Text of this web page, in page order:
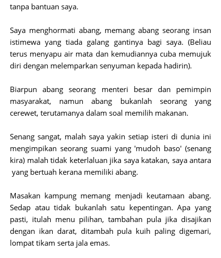
tanpa bantuan saya.
Saya menghormati abang, memang abang seorang insan
istimewa yang tiada galang gantinya bagi saya. (Beliau
terus menyapu air mata dan kemudiannya cuba memujuk
diri dengan melemparkan senyuman kepada hadirin).
Biarpun abang seorang menteri besar dan pemimpin
masyarakat, namun abang bukanlah seorang yang
cerewet, terutamanya dalam soal memilih makanan.
Senang sangat, malah saya yakin setiap isteri di dunia ini
mengimpikan seorang suami yang 'mudoh baso' (senang
kira) malah tidak keterlaluan jika saya katakan, saya antara
yang bertuah kerana memiliki abang.
Masakan kampung memang menjadi keutamaan abang.
Sedap atau tidak bukanlah satu kepentingan. Apa yang
pasti, itulah menu pilihan, tambahan pula jika disajikan
dengan ikan darat, ditambah pula kuih paling digemari,
lompat tikam serta jala emas.